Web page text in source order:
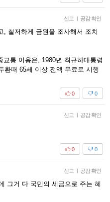
신고 | 공감 확인
, 철저하게 금원을 조사해서 조치
통 이용은, 1980년 최규하대통령
환때 65세 이상 전액 무료로 시행
0
0
신고 | 공감 확인
0
0
신고 | 공감 확인
그거 다 국민의 세금으로 주는 혜